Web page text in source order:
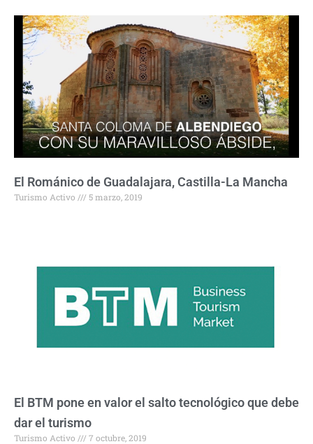
El Románico de Guadalajara, Castilla-La Mancha
Turismo Activo 5 marzo, 2019
El BTM pone en valor el salto tecnológico que debe
dar el turismo
Turismo Activo 7 octubre, 2019